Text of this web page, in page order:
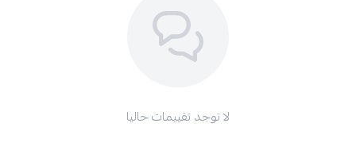
لا توجد تقييمات حاليا